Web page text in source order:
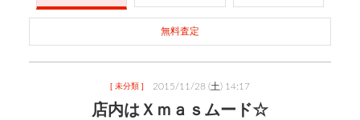
無料査定
[ 未分類 ] 2015/11/28 (土) 14:17
店内はＸｍａｓムード☆